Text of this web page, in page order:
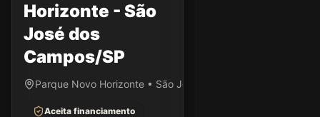
Horizonte - São
José dos
Campos/SP
Parque Novo Horizonte • São José dos Campos/SP
Aceita financiamento